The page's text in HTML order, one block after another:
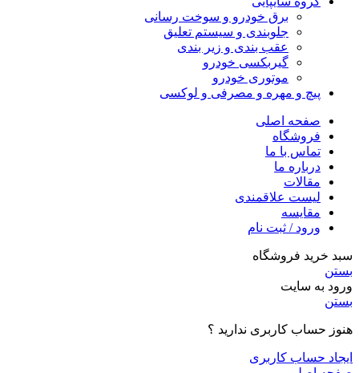
برق خودرو و سوخت رسانی
جلوبندی و سیستم تعلیق
عقب بندی و زیر بندی
گیربکسی خودرو
موتوری خودرو
پیچ و مهره و مصرفی و لوکسی
صفحه اصلی
فروشگاه
تماس با ما
درباره ما
مقالات
لیست علاقمندی
مقایسه
ورود / ثبت نام
سبد خرید فروشگاه
بستن
ورود به سایت
بستن
هنوز حساب کاربری ندارید ؟
ایجاد حساب کاربری